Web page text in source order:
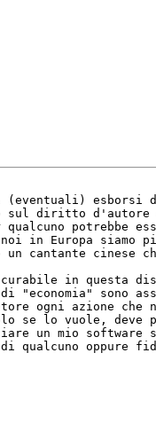
(eventuali)
diritto
potrebbe
in Europa
cantante
in questa
"economia"
ogni azione
se lo vuole, deve
un mio
qualcuno